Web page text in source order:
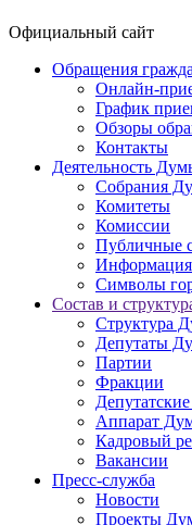
Официальный сайт
Обращения
Онлайн-
График
Обзоры
Контакты
Деятельность
Собрания
Комитеты
Комиссии
Публичные
Информация
Символы
Состав и
Структура
Депутаты
Партии
Фракции
Аппарат
Кадровый
Вакансии
Пресс-служба
Новости
Проекты